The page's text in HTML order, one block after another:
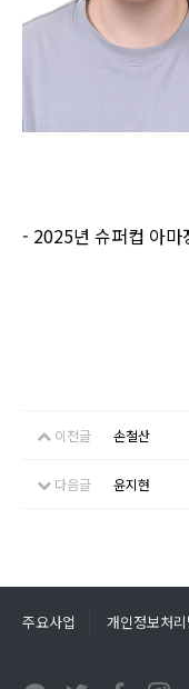
- 2025년 슈퍼컵 아마
이전글 손철산
다음글 윤지현
주요사업 개인정보처리